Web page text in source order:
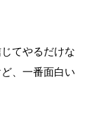
てやるだけな
、一番面白い